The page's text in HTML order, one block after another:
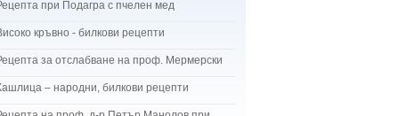
при Подагра с пчелен мед
кръвно - билкови рецепти
за отслабване на проф. Мермерски
– народни, билкови рецепти